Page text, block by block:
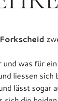
was für
liessen
lässt sogar